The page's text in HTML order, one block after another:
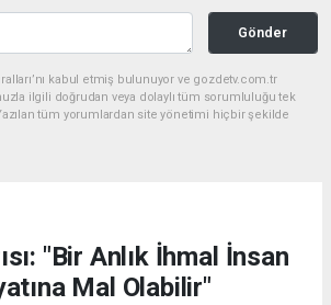
Gönder
kabul etmiş bulunuyor ve gozdetv.com.tr
ilgili doğrudan veya dolaylı tüm sorumluluğu tek
tüm yorumlardan site yönetimi hiçbir şekilde
"Bir Anlık İhmal İnsan
Mal Olabilir"